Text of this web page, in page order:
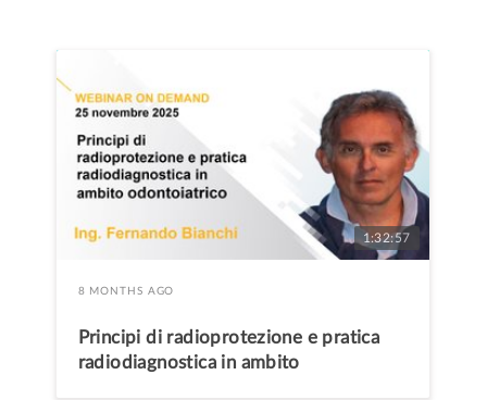
1:32:57
8 MONTHS AGO
Principi di radioprotezione e pratica
radiodiagnostica in ambito